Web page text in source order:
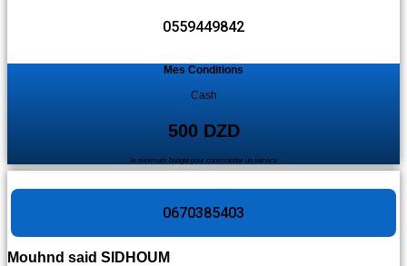
0559449842
Mes Conditions
Cash
500 DZD
le minimum budget pour commander un service
0670385403
Mouhnd said SIDHOUM